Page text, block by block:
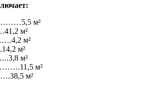
м²
м²
м²
м²
м²
м²
м²